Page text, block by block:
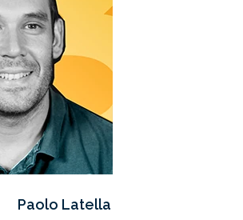
Paolo Latella